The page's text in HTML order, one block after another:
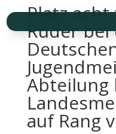
Platz
Rüder bei
Abteilung
auf Rang